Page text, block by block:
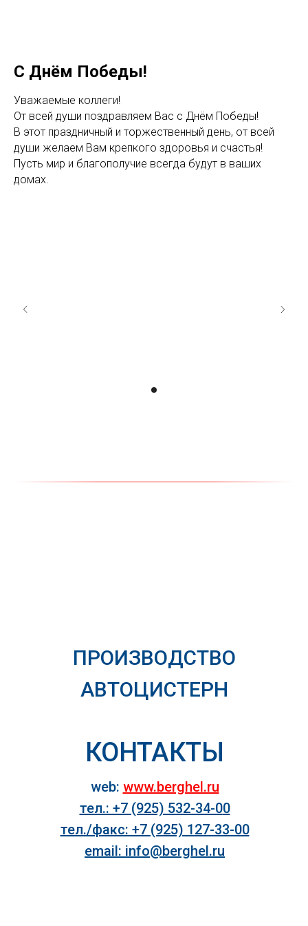
С Днём Победы!
Уважаемые коллеги!
От всей души поздравляем Вас с Днём Победы!
В этот праздничный и торжественный день, от всей
души желаем Вам крепкого здоровья и счастья!
Пусть мир и благополучие всегда будут в ваших
домах.
ПРОИЗВОДСТВО
АВТОЦИСТЕРН
КОНТАКТЫ
web: www.berghel.ru
тел.: +7 (925) 532-34-00
тел./факс: +7 (925) 127-33-00
email: info@berghel.ru